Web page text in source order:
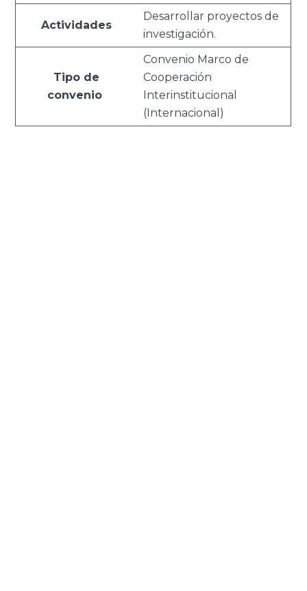
Actividades
Desarrollar proyectos de
investigación.
Tipo de
convenio
Convenio Marco de
Cooperación
Interinstitucional
(Internacional)